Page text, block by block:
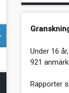
Under 16
921
Rapporter